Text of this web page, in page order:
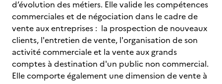
d’évolution des métiers. Elle valide les compétences
commerciales et de négociation dans le cadre de
vente aux entreprises : la prospection de nouveaux
clients, l'entretien de vente, l'organisation de son
activité commerciale et la vente aux grands
comptes à destination d'un public non commercial.
Elle comporte également une dimension de vente à